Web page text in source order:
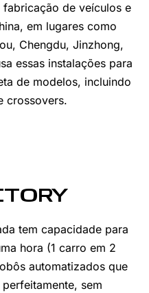
fabricação de veículos e
em lugares como
Chengdu, Jinzhong,
essas instalações para
de modelos, incluindo
crossovers.
tem capacidade para
hora (1 carro em 2
automatizados que
sem